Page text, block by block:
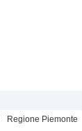
Regione Piemonte